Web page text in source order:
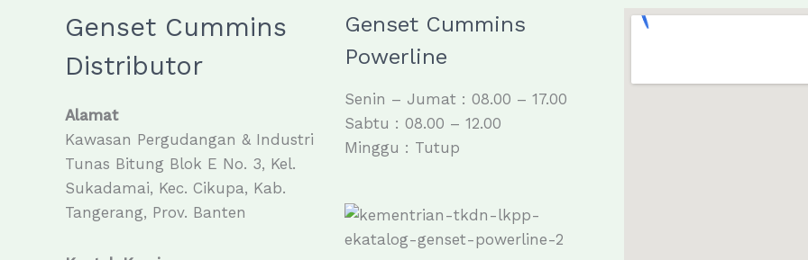
Genset Cummins
Distributor
Alamat
Kawasan Pergudangan & Industri
Tunas Bitung Blok E No. 3, Kel.
Sukadamai, Kec. Cikupa, Kab.
Tangerang, Prov. Banten
Genset Cummins
Powerline
Senin – Jumat : 08.00 – 17.00
Sabtu : 08.00 – 12.00
Minggu : Tutup